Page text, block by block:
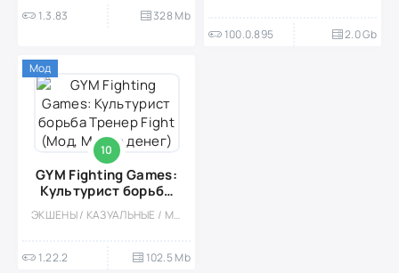
1.3.83 328 Mb
100.0.895 2.0 Gb
10
GYM Fighting Games:
Культурист борьба
Тренер Fight (Мод,
Много денег)
ЭКШЕНЫ / КАЗУАЛЬНЫЕ / МНОГОПОЛЬЗОВАТЕЛЬСКАЯ / СОРЕВНОВАТЕЛЬНАЯ / ОДНОПОЛЬЗОВАТЕЛЬСКИЕ / СТИЛИЗАЦИЯ / ОФЛАЙН / 3D / ДРАКИ / МОД
1.22.2 102.5 Mb
Мод